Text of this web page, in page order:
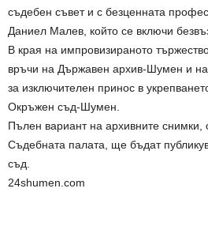
съдебен съвет и с безценната
Даниел Малев, който се включи
В края на импровизираното
връчи на Държавен архив-Шумен и
за изключителен принос в
Окръжен съд-Шумен.
Пълен вариант на архивните снимки,
Съдебната палата, ще бъдат
съд.
24shumen.com